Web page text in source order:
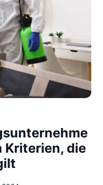
Kriterien, die